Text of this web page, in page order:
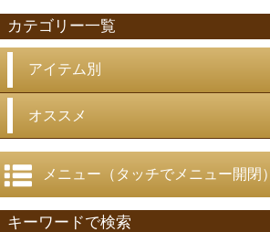
カテゴリー一覧
アイテム別
オススメ
メニュー（タッチでメニュー開閉）
キーワードで検索